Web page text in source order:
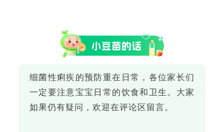
细菌性痢疾的预防重在日常，各位家长们
一定要注意宝宝日常的饮食和卫生。大家
如果仍有疑问，欢迎在评论区留言。